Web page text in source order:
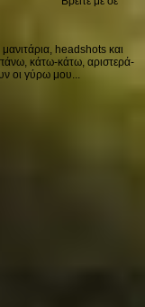
headshots και
κάτω-κάτω, αριστερά-
οι γύρω μου...